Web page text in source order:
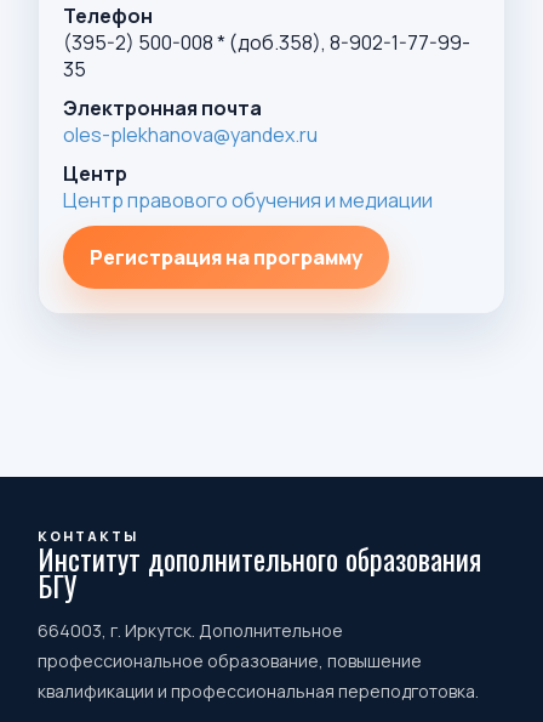
Телефон
(395-2) 500-008 * (доб.358), 8-902-1-77-99-
35
Электронная почта
oles-plekhanova@yandex.ru
Центр
Центр правового обучения и медиации
Регистрация на программу
КОНТАКТЫ
Институт дополнительного образования
БГУ
664003, г. Иркутск. Дополнительное
профессиональное образование, повышение
квалификации и профессиональная переподготовка.